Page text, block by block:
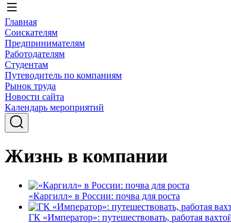
Главная
Соискателям
Предпринимателям
Работодателям
Студентам
Путеводитель по компаниям
Рынок труда
Новости сайта
Календарь мероприятий
Жизнь в компании
«Каргилл» в России: почва для роста
ГК «Император»: путешествовать, работая